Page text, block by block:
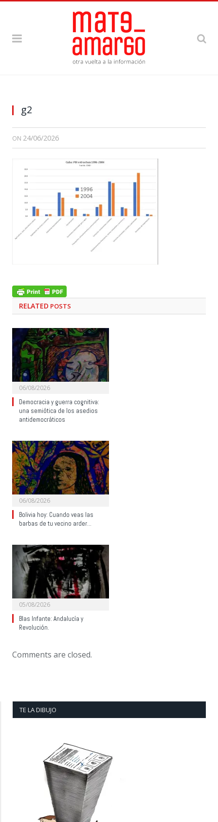
g2
ON 24/06/2026
RELATED POSTS
06/08/2026
Democracia y guerra cognitiva:
una semiótica de los asedios
antidemocráticos
06/08/2026
Bolivia hoy: Cuando veas las
barbas de tu vecino arder…
05/08/2026
Blas Infante: Andalucía y
Revolución.
Comments are closed.
TE LA DIBUJO